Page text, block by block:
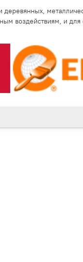
деревянных,
воздействиям, и